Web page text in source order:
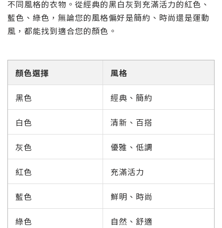
不同風格的衣物。從經典的黑白灰到充滿活力的紅色、
藍色、綠色，無論您的風格偏好是簡約、時尚還是運動
風，都能找到適合您的顏色。
顏色選擇 風格
黑色 經典、簡約
白色 清新、百搭
灰色 優雅、低調
紅色 充滿活力
藍色 鮮明、時尚
綠色 自然、舒適